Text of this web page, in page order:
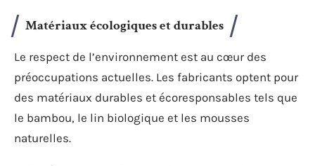
Matériaux écologiques et durables
Le respect de l’environnement est au cœur des
préoccupations actuelles. Les fabricants optent pour
des matériaux durables et écoresponsables tels que
le bambou, le lin biologique et les mousses
naturelles.